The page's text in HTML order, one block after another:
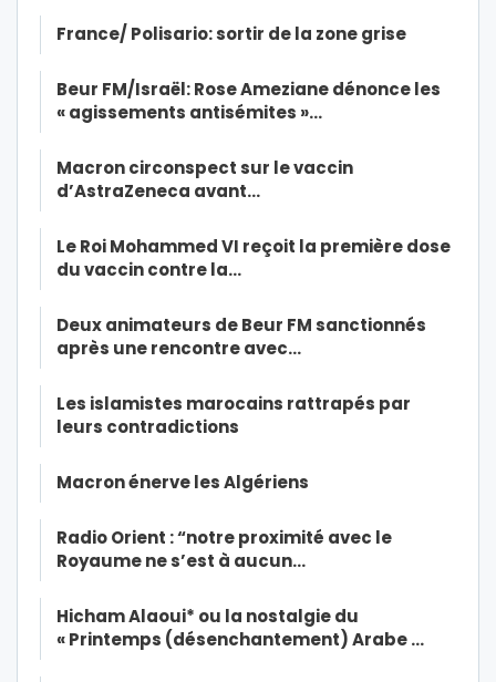
France/ Polisario: sortir de la zone grise
Beur FM/Israël: Rose Ameziane dénonce les
« agissements antisémites »…
Macron circonspect sur le vaccin
d’AstraZeneca avant…
Le Roi Mohammed VI reçoit la première dose
du vaccin contre la…
Deux animateurs de Beur FM sanctionnés
après une rencontre avec…
Les islamistes marocains rattrapés par
leurs contradictions
Macron énerve les Algériens
Radio Orient : “notre proximité avec le
Royaume ne s’est à aucun…
Hicham Alaoui* ou la nostalgie du
« Printemps (désenchantement) Arabe …